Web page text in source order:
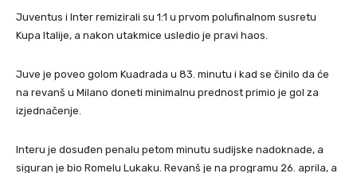
Juventus i Inter remizirali su 1:1 u prvom polufinalnom susretu
Kupa Italije, a nakon utakmice usledio je pravi haos.
Juve je poveo golom Kuadrada u 83. minutu i kad se činilo da će
na revanš u Milano doneti minimalnu prednost primio je gol za
izjednačenje.
Interu je dosuđen penalu petom minutu sudijske nadoknade, a
siguran je bio Romelu Lukaku. Revanš je na programu 26. aprila, a